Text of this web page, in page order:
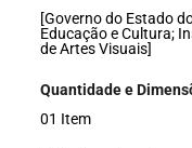
[Governo do Estado
Educação e Cultura;
de Artes Visuais]
Quantidade e
01 Item